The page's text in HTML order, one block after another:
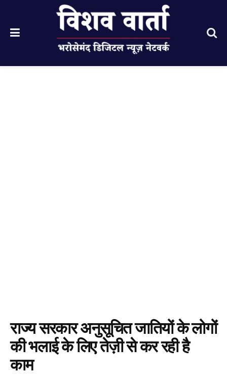
राज्य सरकार अनुसूचित जातियों के लोगों
की भलाई के लिए तेज़ी से कर रही है
काम